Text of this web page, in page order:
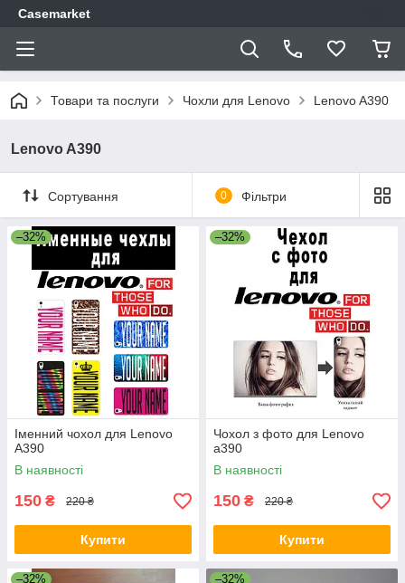
Casemarket
Товари та послуги Чохли для Lenovo Lenovo A390
Lenovo A390
Сортування 0 Фільтри
–32%
Іменний чохол для Lenovo
A390
В наявності
150 ₴ 220 ₴
Купити
–32%
Чохол з фото для Lenovo
a390
В наявності
150 ₴ 220 ₴
Купити
–32% –32%